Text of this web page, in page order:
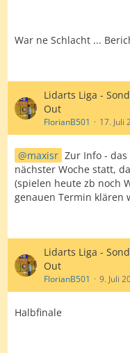
War ne Schlacht ...
Lidarts Liga -
Out
FlorianB501 17. Juli
maxisr Zur Info -
nächster Woche statt,
(spielen heute zb noch
genauen Termin klären
Lidarts Liga -
Out
FlorianB501 9. Juli
Halbfinale